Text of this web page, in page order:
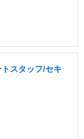
スタッフ/セキ